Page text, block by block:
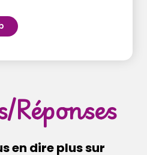
Réponses
en dire plus sur